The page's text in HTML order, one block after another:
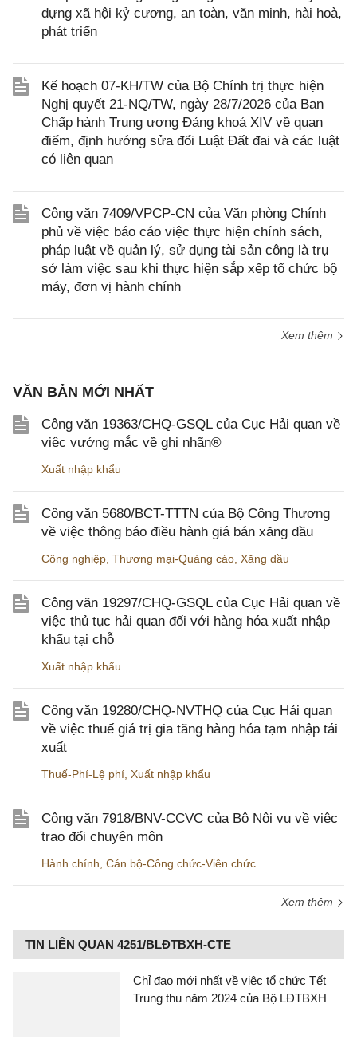
dựng xã hội kỷ cương, an toàn, văn minh, hài hoà,
phát triển
Kế hoạch 07-KH/TW của Bộ Chính trị thực hiện
Nghị quyết 21-NQ/TW, ngày 28/7/2026 của Ban
Chấp hành Trung ương Đảng khoá XIV về quan
điểm, định hướng sửa đổi Luật Đất đai và các luật
có liên quan
Công văn 7409/VPCP-CN của Văn phòng Chính
phủ về việc báo cáo việc thực hiện chính sách,
pháp luật về quản lý, sử dụng tài sản công là trụ
sở làm việc sau khi thực hiện sắp xếp tổ chức bộ
máy, đơn vị hành chính
Xem thêm
VĂN BẢN MỚI NHẤT
Công văn 19363/CHQ-GSQL của Cục Hải quan về
việc vướng mắc về ghi nhãn®
Xuất nhập khẩu
Công văn 5680/BCT-TTTN của Bộ Công Thương
về việc thông báo điều hành giá bán xăng dầu
Công nghiệp Thương mại-Quảng cáo Xăng dầu
Công văn 19297/CHQ-GSQL của Cục Hải quan về
việc thủ tục hải quan đối với hàng hóa xuất nhập
khẩu tại chỗ
Xuất nhập khẩu
Công văn 19280/CHQ-NVTHQ của Cục Hải quan
về việc thuế giá trị gia tăng hàng hóa tạm nhập tái
xuất
Thuế-Phí-Lệ phí Xuất nhập khẩu
Công văn 7918/BNV-CCVC của Bộ Nội vụ về việc
trao đổi chuyên môn
Hành chính Cán bộ-Công chức-Viên chức
Xem thêm
TIN LIÊN QUAN 4251/BLÐTBXH-CTE
Chỉ đạo mới nhất về việc tổ chức Tết
Trung thu năm 2024 của Bộ LĐTBXH